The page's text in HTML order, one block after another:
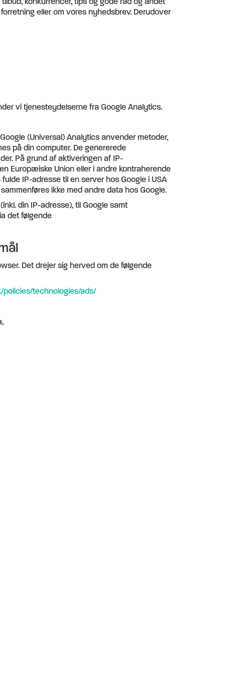
eller om vores nyhedsbrev. Derudover
vi tjenesteydelserne fra Google Analytics.
(Universal) Analytics anvender metoder,
på din computer. De genererede
På grund af aktiveringen af IP-
Europæiske Union eller i andre kontraherende
IP-adresse til en server hos Google i USA
ikke med andre data hos Google.
din IP-adresse), til Google samt
det følgende
Det drejer sig herved om de følgende
policies/technologies/ads/